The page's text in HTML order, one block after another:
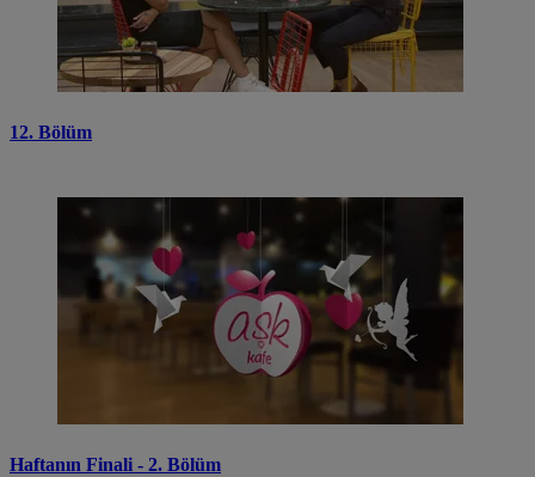
12. Bölüm
Haftanın Finali - 2. Bölüm